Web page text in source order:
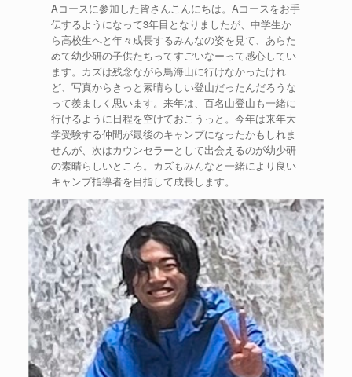
Aコースに参加した皆さんこんにちは。Aコースをお手
伝するようになって3年目となりましたが、中学生か
ら高校生へと年々成長するみんなの姿を見て、あらた
めて幼少研の子供たちってすごいなーって感心してい
ます。カズは残念ながら鳥海山に行けなかったけれ
ど、写真からきっと素晴らしい登山だったんだろうな
って羨ましく思います。来年は、百名山登山も一緒に
行けるように日程を空けておこうっと。今年は来年大
学受験する仲間が最後のキャンプになったかもしれま
せんが、次はカウンセラーとして出会えるのが幼少研
の素晴らしいところ。カズもみんなと一緒により良い
キャンプ指導者を目指して成長します。